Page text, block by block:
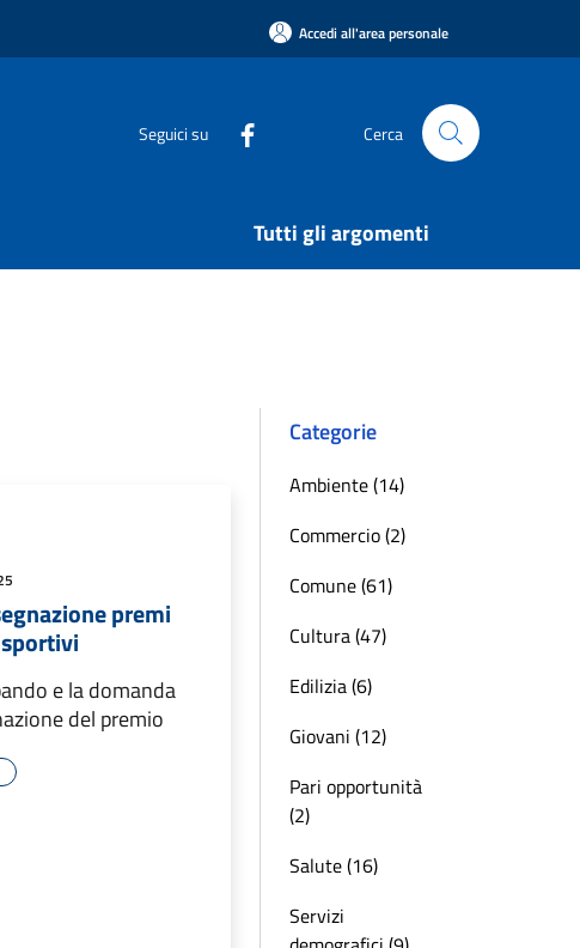
Accedi all'area personale
Seguici su Cerca
Tutti gli argomenti
premi
e la domanda
del premio
Categorie
Ambiente (14)
Commercio (2)
Comune (61)
Cultura (47)
Edilizia (6)
Giovani (12)
Pari opportunità
(2)
Salute (16)
Servizi